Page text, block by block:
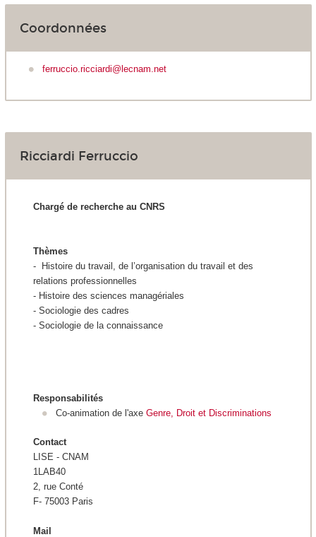
Coordonnées
ferruccio.ricciardi@lecnam.net
Ricciardi Ferruccio
Chargé de recherche au CNRS
Thèmes
- Histoire du travail, de l’organisation du travail et des
relations professionnelles
- Histoire des sciences managériales
- Sociologie des cadres
- Sociologie de la connaissance
Responsabilités
Co-animation de l'axe Genre, Droit et Discriminations
Contact
LISE - CNAM
1LAB40
2, rue Conté
F- 75003 Paris
Mail